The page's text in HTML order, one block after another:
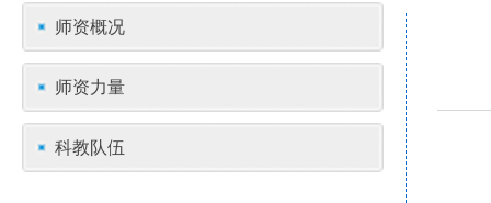
师资概况
师资力量
科教队伍